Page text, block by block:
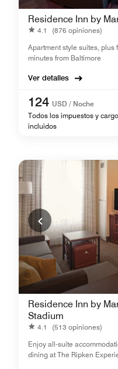
Residence Inn by
4.1
(876 opiniones)
Apartment style suites, plus
minutes from Baltimore
Ver detalles
124 USD / Noche
Todos los impuestos y
incluidos
Residence Inn by
Stadium
4.1
(513 opiniones)
Enjoy all-suite
dining at The Ripken